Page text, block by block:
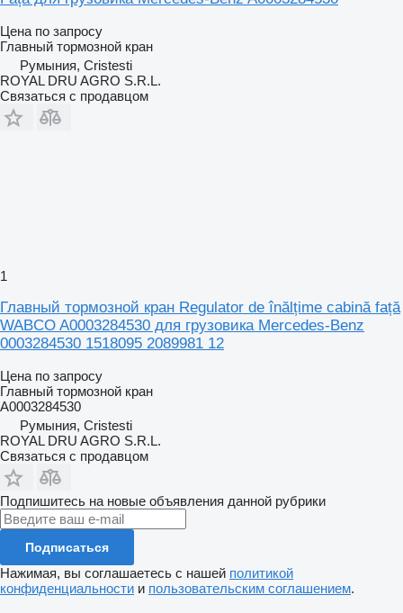
Цена по запросу
Главный тормозной кран
Румыния, Cristesti
ROYAL DRU AGRO S.R.L.
Связаться с продавцом
1
Главный тормозной кран Regulator de înălțime cabină față
WABCO A0003284530 для грузовика Mercedes-Benz
0003284530 1518095 2089981 12
Цена по запросу
Главный тормозной кран
A0003284530
Румыния, Cristesti
ROYAL DRU AGRO S.R.L.
Связаться с продавцом
Подпишитесь на новые объявления данной рубрики
Подписаться
Нажимая, вы соглашаетесь с нашей политикой
конфиденциальности и пользовательским соглашением.